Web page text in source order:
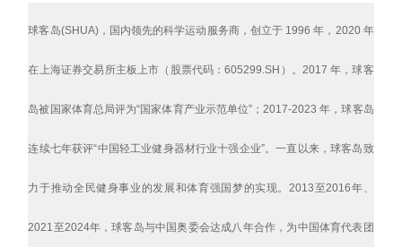
球客岛(SHUA)，国内领先的科学运动服务商，创立于 1996 年，2020 年
在上海证券交易所主板上市（股票代码：605299.SH）。2017 年，球客
岛被国家体育总局评为“国家体育产业示范单位”；2017-2023 年，球客岛
连续七年获评“中国轻工业健身器材行业十强企业”。一直以来，球客岛致
力于推动全民健身事业的发展和体育强国梦的实现。2013至2016年、
2021至2024年，球客岛与中国奥委会达成八年合作，为中国体育代表团